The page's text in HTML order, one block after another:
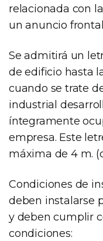
relacionada con
un anuncio
Se admitirá un
de edificio hasta
cuando se trate
industrial
íntegramente
empresa. Este
máxima de 4 m.
Condiciones de
deben instalarse
y deben cumplir
condiciones: